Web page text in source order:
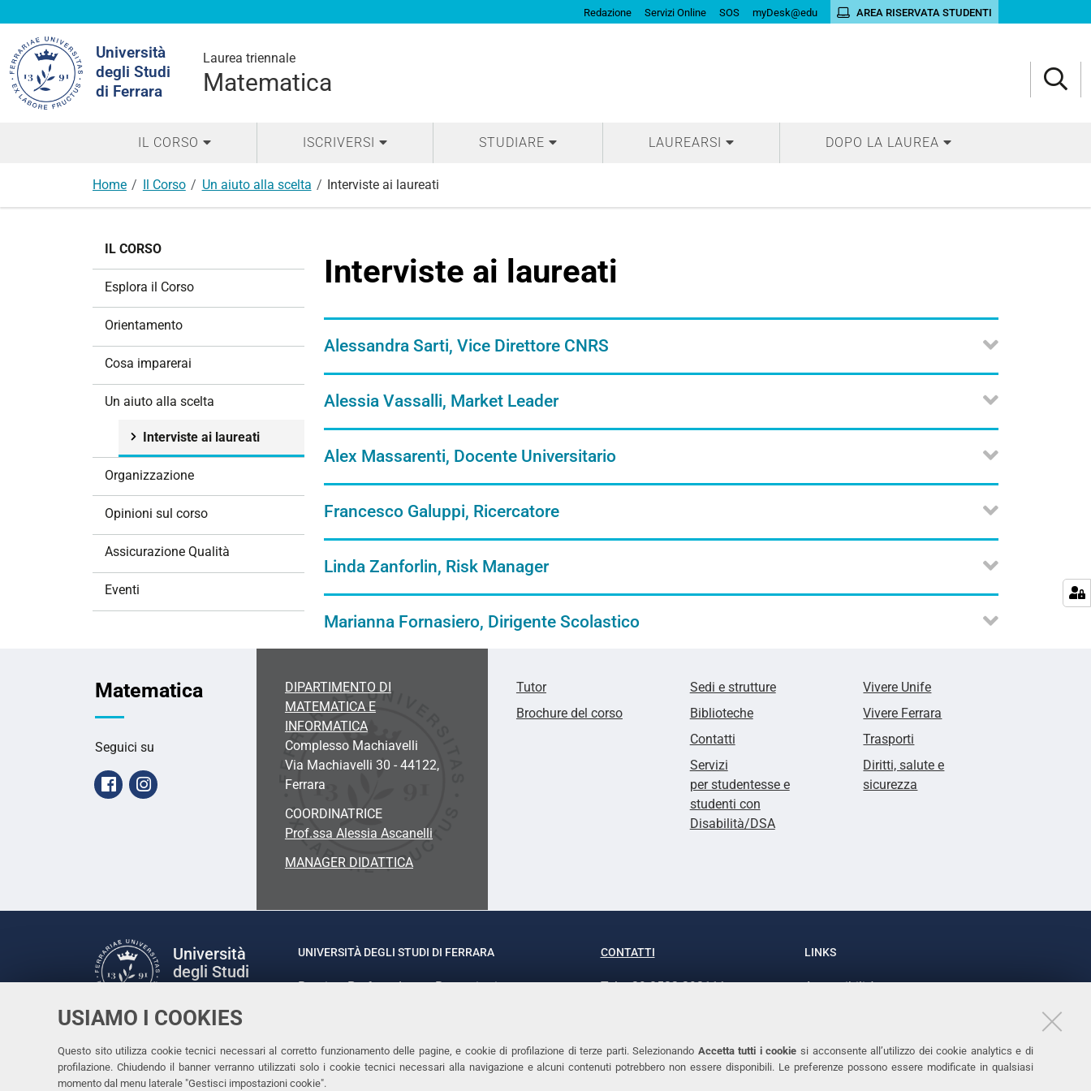
USIAMO I COOKIES
Questo sito utilizza cookie tecnici necessari al corretto funzionamento delle pagine, e cookie di profilazione di terze parti. Selezionando Accetta tutti i cookie si acconsente all’utilizzo dei cookie analytics e di
profilazione. Chiudendo il banner verranno utilizzati solo i cookie tecnici necessari alla navigazione e alcuni contenuti potrebbero non essere disponibili. Le preferenze possono essere modificate in qualsiasi
momento dal menu laterale "Gestisci impostazioni cookie".
Redazione Servizi Online SOS myDesk@edu AREA RISERVATA STUDENTI
Università
degli Studi
di Ferrara
Laurea triennale
Matematica
nel
sito
IL CORSO ISCRIVERSI STUDIARE LAUREARSI DOPO LA LAUREA
Home Il Corso Un aiuto alla scelta Interviste ai laureati
Interviste ai laureati
Alessandra Sarti, Vice Direttore CNRS
Alessia Vassalli, Market Leader
Alex Massarenti, Docente Universitario
Francesco Galuppi, Ricercatore
Linda Zanforlin, Risk Manager
Marianna Fornasiero, Dirigente Scolastico
IL CORSO
Esplora il Corso
Orientamento
Cosa imparerai
Un aiuto alla scelta
Interviste ai laureati
Organizzazione
Opinioni sul corso
Assicurazione Qualità
Eventi
Matematica
Seguici su
FacebookInstagram
DIPARTIMENTO DI
MATEMATICA E
INFORMATICA
Complesso Machiavelli
Via Machiavelli 30 - 44122,
Ferrara
COORDINATRICE
Prof.ssa Alessia Ascanelli
MANAGER DIDATTICA
Tutor
Brochure del corso
Sedi e strutture
Biblioteche
Contatti
Servizi
per studentesse e
studenti con
Disabilità/DSA
Vivere Unife
Vivere Ferrara
Trasporti
Diritti, salute e
sicurezza
Università
degli Studi
Facebook
LinkedinInstagram
Youtube
UNIVERSITÀ DEGLI STUDI DI FERRARA
Rettrice: Prof.ssa Laura Ramaciotti
CONTATTI
Tel. +39 0532 293111
LINKS
Accessibilità
Cookies